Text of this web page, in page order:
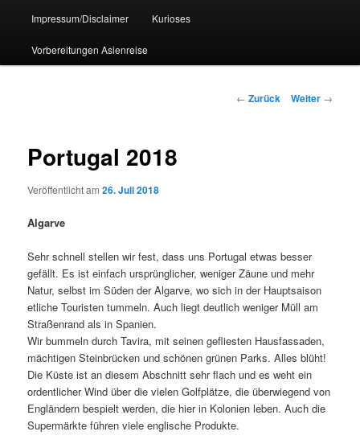
Impressum/Disclaimer Kurioses
Vorbereitungen Asienreise
Beitrags-
← Zurück Weiter →
Portugal 2018
Veröffentlicht am26. Juli 2018
Algarve
Sehr schnell stellen wir fest, dass uns Portugal etwas besser
gefällt. Es ist einfach ursprünglicher, weniger Zäune und mehr
Natur, selbst im Süden der Algarve, wo sich in der Hauptsaison
etliche Touristen tummeln. Auch liegt deutlich weniger Müll am
Straßenrand als in Spanien.
Wir bummeln durch Tavira, mit seinen gefliesten Hausfassaden,
mächtigen Steinbrücken und schönen grünen Parks. Alles blüht!
Die Küste ist an diesem Abschnitt sehr flach und es weht ein
ordentlicher Wind über die vielen Golfplätze, die überwiegend von
Engländern bespielt werden, die hier in Kolonien leben. Auch die
Supermärkte führen viele englische Produkte.